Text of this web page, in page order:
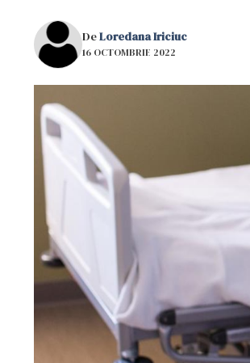
DeLoredana Iriciuc
16 OCTOMBRIE 2022